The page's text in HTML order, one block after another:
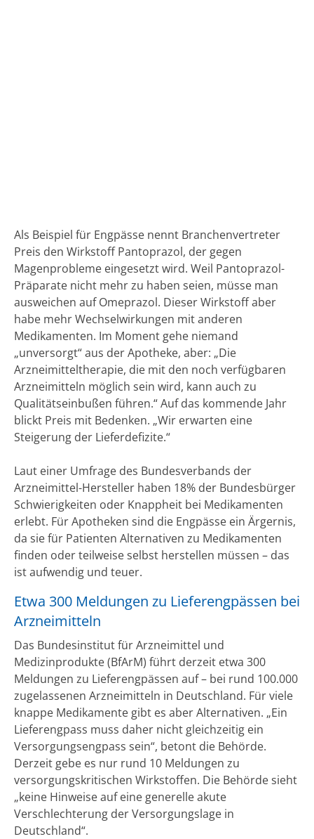
Als Beispiel für Engpässe nennt Branchenvertreter
Preis den Wirkstoff Pantoprazol, der gegen
Magenprobleme eingesetzt wird. Weil Pantoprazol-
Präparate nicht mehr zu haben seien, müsse man
ausweichen auf Omeprazol. Dieser Wirkstoff aber
habe mehr Wechselwirkungen mit anderen
Medikamenten. Im Moment gehe niemand
„unversorgt“ aus der Apotheke, aber: „Die
Arzneimitteltherapie, die mit den noch verfügbaren
Arzneimitteln möglich sein wird, kann auch zu
Qualitätseinbußen führen.“ Auf das kommende Jahr
blickt Preis mit Bedenken. „Wir erwarten eine
Steigerung der Lieferdefizite.“
Laut einer Umfrage des Bundesverbands der
Arzneimittel-Hersteller haben 18% der Bundesbürger
Schwierigkeiten oder Knappheit bei Medikamenten
erlebt. Für Apotheken sind die Engpässe ein Ärgernis,
da sie für Patienten Alternativen zu Medikamenten
finden oder teilweise selbst herstellen müssen – das
ist aufwendig und teuer.
Etwa 300 Meldungen zu Lieferengpässen bei
Arzneimitteln
Das Bundesinstitut für Arzneimittel und
Medizinprodukte (BfArM) führt derzeit etwa 300
Meldungen zu Lieferengpässen auf – bei rund 100.000
zugelassenen Arzneimitteln in Deutschland. Für viele
knappe Medikamente gibt es aber Alternativen. „Ein
Lieferengpass muss daher nicht gleichzeitig ein
Versorgungsengpass sein“, betont die Behörde.
Derzeit gebe es nur rund 10 Meldungen zu
versorgungskritischen Wirkstoffen. Die Behörde sieht
„keine Hinweise auf eine generelle akute
Verschlechterung der Versorgungslage in
Deutschland“.